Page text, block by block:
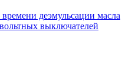
деэмульсации масла
выключателей